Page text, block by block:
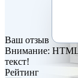
Ваш отзыв
Внимание:
текст!
Рейтинг